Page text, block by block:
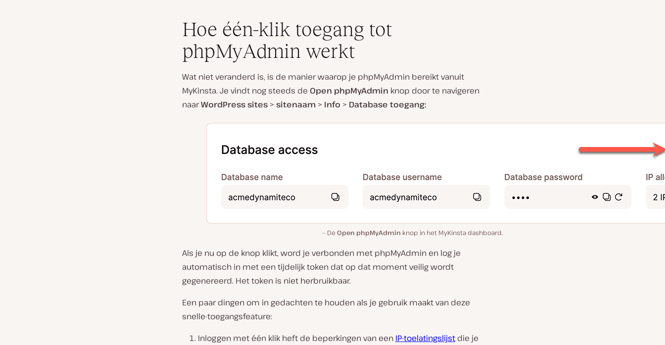
Hoe één-klik toegang tot
phpMyAdmin werkt
Wat niet veranderd is, is de manier waarop je phpMyAdmin bereikt vanuit
MyKinsta. Je vindt nog steeds de Open phpMyAdmin knop door te navigeren
naarWordPress sites >sitenaam > Info > Database toegang:
DeOpen phpMyAdmin knop in het MyKinsta dashboard.
Als je nu op de knop klikt, word je verbonden met phpMyAdmin en log je
automatisch in met een tijdelijk token dat op dat moment veilig wordt
gegenereerd. Het token is niet herbruikbaar.
Een paar dingen om in gedachten te houden als je gebruik maakt van deze
snelle-toegangsfeature:
Inloggen met één klik heft de beperkingen van een IP-toelatingslijst die je